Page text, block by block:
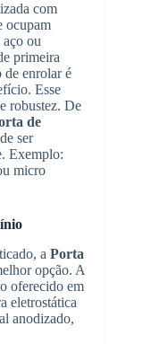
com
ocupam
aço ou
primeira
de enrolar é
Esse
robustez. De
de
ser
Exemplo:
micro
a Porta
opção. A
oferecido em
eletrostática
anodizado,